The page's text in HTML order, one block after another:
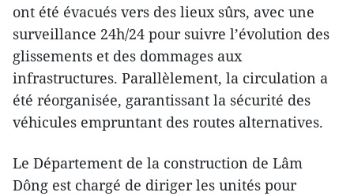
ont été évacués vers des lieux sûrs, avec une
surveillance 24h/24 pour suivre l’évolution des
glissements et des dommages aux
infrastructures. Parallèlement, la circulation a
été réorganisée, garantissant la sécurité des
véhicules empruntant des routes alternatives.
Le Département de la construction de Lâm
Dông est chargé de diriger les unités pour